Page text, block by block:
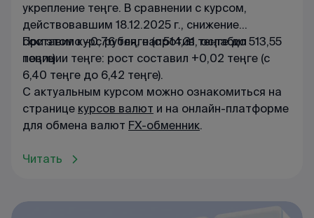
укрепление теңге. В сравнении с курсом,
действовавшим 18.12.2025 г., снижение
составило –0,76 теңге (с 514,31 теңге до 513,55
теңге).
При этом курс рубля, напротив, ослабил
позиции теңге: рост составил +0,02 теңге (с
6,40 теңге до 6,42 теңге).
С актуальным курсом можно ознакомиться на
странице курсов валют и на онлайн-платформе
для обмена валют FX-обменник.
Читать